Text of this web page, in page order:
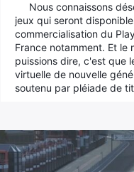
Nous connaissons
jeux qui seront
commercialisation du
France notamment. Et le
puissions dire, c'est que
virtuelle de nouvelle
soutenu par pléiade de